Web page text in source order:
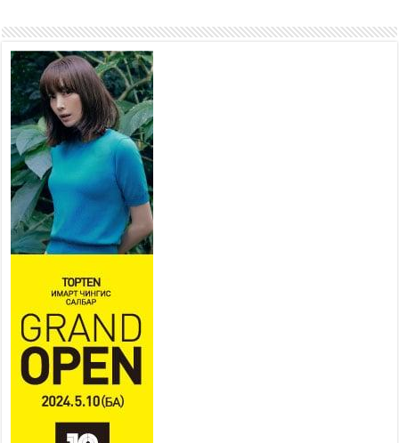
2026 оны 7 сар 21 / 16 цаг 47 минут
Тусгай замын автобус /BRT/
төслийн удирдах хорооны
ээлжит хуралдаан боллоо
2026 оны 7 сар 21 / 16 цаг 43 минут
Ерөнхий сайд Н.Учрал БНХАУ-
аас Монгол Улсад суугаа
Элчин сайд Шэнь
Миньжюанийг хүлээн авч
уулзав
2026 оны 7 сар 21 / 16 цаг 39 минут
БҮГД НАЙРАМДАХ ТАЖИКИСТАН УЛСТАЙ
ЭДИЙН ЗАСГИЙН ХАМТЫН АЖИЛЛАГААГ
ӨРГӨЖҮҮЛНЭ
2026 оны 7 сар 21 / 16 цаг 34 минут
26,992 суралцагч хотхоны бага сургуульд, 8100
суралцагч төрөлжсөн ахлах сургуульд
суралцана
2026 оны 7 сар 21 / 13 цаг 43 минут
тээврийн зохицуулалт, сургууль, цэцэрлэг, зах,